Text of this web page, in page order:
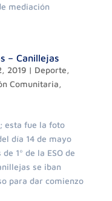
mediación
– Canillejas
2019| Deporte,
Comunitaria,
esta fue la foto
día 14 de mayo
1º de la ESO de
se iban
para dar comienzo